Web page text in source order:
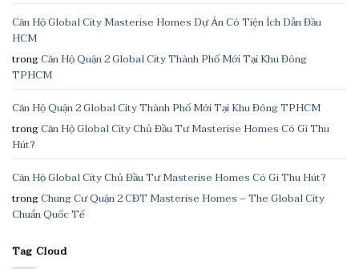
Căn Hộ Global City Masterise Homes Dự Án Có Tiện Ích Dẫn Đầu
HCM
trongCăn Hộ Quận 2 Global City Thành Phố Mới Tại Khu Đông
TPHCM
Căn Hộ Quận 2 Global City Thành Phố Mới Tại Khu Đông TPHCM
trongCăn Hộ Global City Chủ Đầu Tư Masterise Homes Có Gì Thu
Hút?
Căn Hộ Global City Chủ Đầu Tư Masterise Homes Có Gì Thu Hút?
trongChung Cư Quận 2 CĐT Masterise Homes – The Global City
Chuẩn Quốc Tế
Tag Cloud